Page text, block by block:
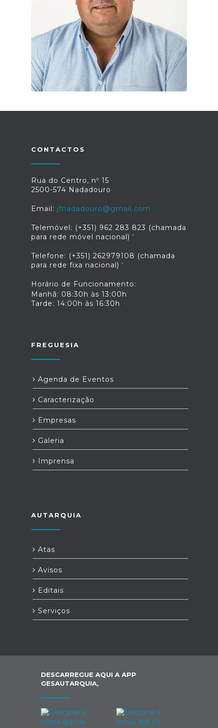
CONTACTOS
Rua do Centro, nº 15
2500-574 Nadadouro
Email: jfnadadouro@gmail.com
Telemóvel: (+351) 962 283 823 (chamada
para rede móvel nacional)
Telefone: (+351) 262979108 (chamada
para rede fixa nacional)
Horário de Funcionamento:
Manhã: 08:30h às 13:00h
Tarde: 14:00h às 16:30h
FREGUESIA
Agenda de Eventos
Caracterização
Empresas
Galeria
Imprensa
AUTARQUIA
Atas
Avisos
Editais
Serviços
DESCARREGUE AQUI A APP
GESAUTARQUIA,